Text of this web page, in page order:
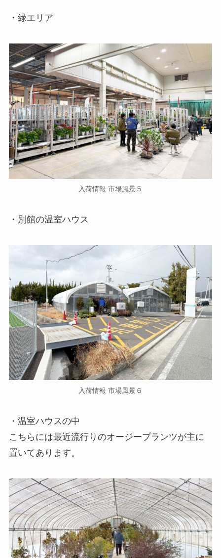
・緑エリア
入荷情報 市場風景５
・別館の温室ハウス
入荷情報 市場風景６
・温室ハウスの中
こちらには最近流行りのオージープランツが主に
置いてあります。